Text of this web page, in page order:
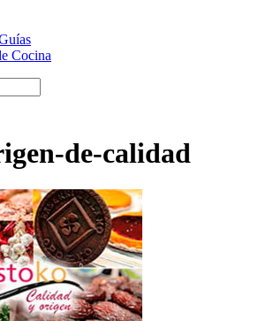
Cocina
de-calidad